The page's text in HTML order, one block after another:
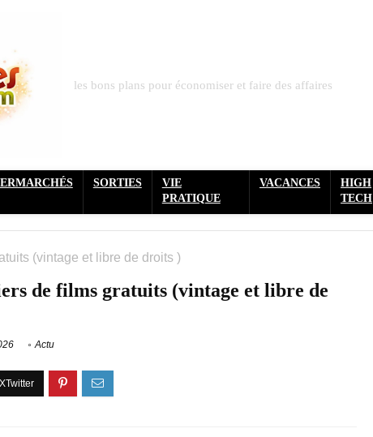
les bons plans pour économiser et faire des affaires
SORTIES
VIE
PRATIQUE
VACANCES
HIGH
TECH
(vintage et libre de droits )
de films gratuits (vintage et libre de
Actu